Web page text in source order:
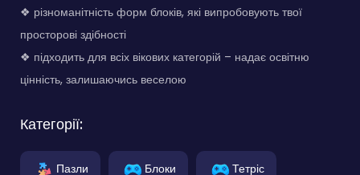
❖ різноманітність форм блоків, які випробовують твої
просторові здібності
❖ підходить для всіх вікових категорій – надає освітню
цінність, залишаючись веселою
Категорії:
Пазли Блоки Тетріс